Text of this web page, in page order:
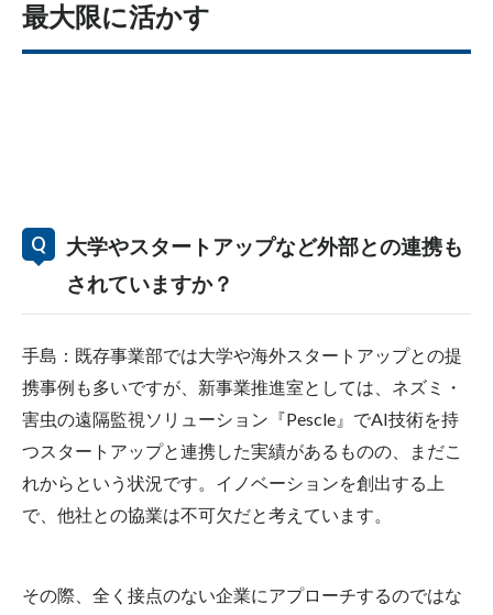
最大限に活かす
大学やスタートアップなど外部との連携も
されていますか？
手島：既存事業部では大学や海外スタートアップとの提
携事例も多いですが、新事業推進室としては、ネズミ・
害虫の遠隔監視ソリューション『Pescle』でAI技術を持
つスタートアップと連携した実績があるものの、まだこ
れからという状況です。イノベーションを創出する上
で、他社との協業は不可欠だと考えています。
その際、全く接点のない企業にアプローチするのではな